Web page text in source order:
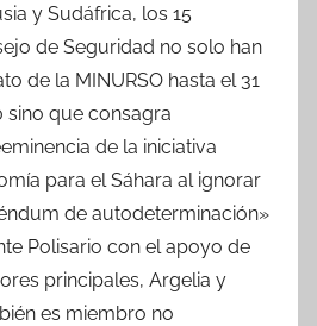
y Sudáfrica, los 15
de Seguridad no solo han
de la MINURSO hasta el 31
sino que consagra
de la iniciativa
para el Sáhara al ignorar
de autodeterminación»
Polisario con el apoyo de
principales, Argelia y
es miembro no